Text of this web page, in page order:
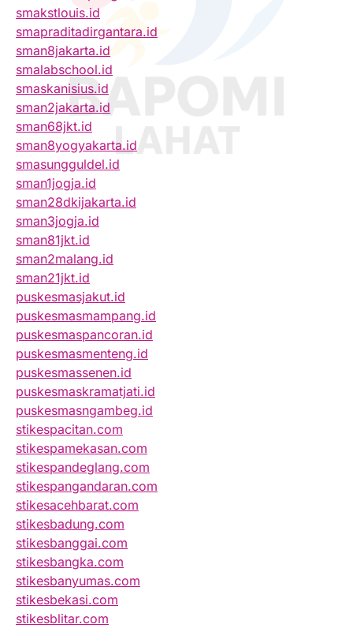
smakstlouis.id
smapraditadirgantara.id
sman8jakarta.id
smalabschool.id
smaskanisius.id
sman2jakarta.id
sman68jkt.id
sman8yogyakarta.id
smasungguldel.id
sman1jogja.id
sman28dkijakarta.id
sman3jogja.id
sman81jkt.id
sman2malang.id
sman21jkt.id
puskesmasjakut.id
puskesmasmampang.id
puskesmaspancoran.id
puskesmasmenteng.id
puskesmassenen.id
puskesmaskramatjati.id
puskesmasngambeg.id
stikespacitan.com
stikespamekasan.com
stikespandeglang.com
stikespangandaran.com
stikesacehbarat.com
stikesbadung.com
stikesbanggai.com
stikesbangka.com
stikesbanyumas.com
stikesbekasi.com
stikesblitar.com